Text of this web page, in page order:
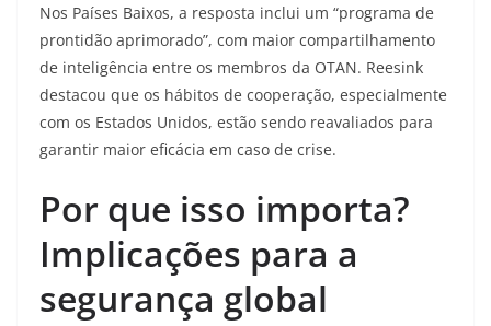
Nos Países Baixos, a resposta inclui um “programa de
prontidão aprimorado”, com maior compartilhamento
de inteligência entre os membros da OTAN. Reesink
destacou que os hábitos de cooperação, especialmente
com os Estados Unidos, estão sendo reavaliados para
garantir maior eficácia em caso de crise.
Por que isso importa?
Implicações para a
segurança global